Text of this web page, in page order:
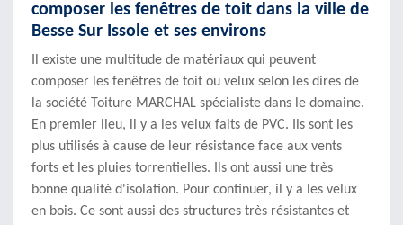
composer les fenêtres de toit dans la ville de
Besse Sur Issole et ses environs
Il existe une multitude de matériaux qui peuvent
composer les fenêtres de toit ou velux selon les dires de
la société Toiture MARCHAL spécialiste dans le domaine.
En premier lieu, il y a les velux faits de PVC. Ils sont les
plus utilisés à cause de leur résistance face aux vents
forts et les pluies torrentielles. Ils ont aussi une très
bonne qualité d'isolation. Pour continuer, il y a les velux
en bois. Ce sont aussi des structures très résistantes et